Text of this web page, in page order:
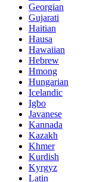
Georgian
Gujarati
Haitian
Hausa
Hawaiian
Hebrew
Hmong
Hungarian
Icelandic
Igbo
Javanese
Kannada
Kazakh
Khmer
Kurdish
Kyrgyz
Latin